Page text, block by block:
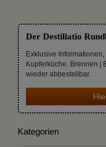
Der Destillatio
Exklusive
Kupferküche. Brennen |
wieder abbestellbar.
Kategorien